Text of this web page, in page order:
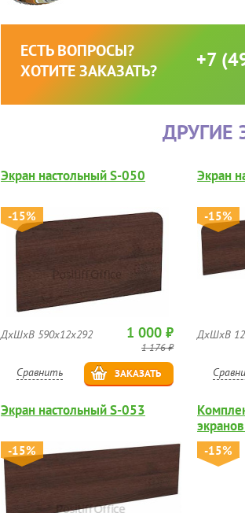
ЕСТЬ ВОПРОСЫ?
ХОТИТЕ ЗАКАЗАТЬ?
+7
ДРУГИЕ
Экран настольный S-050
-15%
ДхШхВ 590х12х292 1 000 ₽
1 176 ₽
Сравнить ЗАКАЗАТЬ
Экран
-15%
ДхШхВ
Экран настольный S-053
-15% -15%